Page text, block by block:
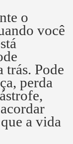
o
você
trás. Pode
perda
a vida